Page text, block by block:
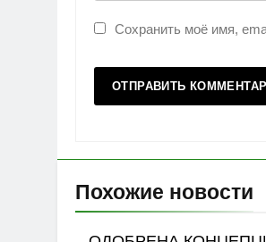
Сохранить моё имя,
Похожие новости